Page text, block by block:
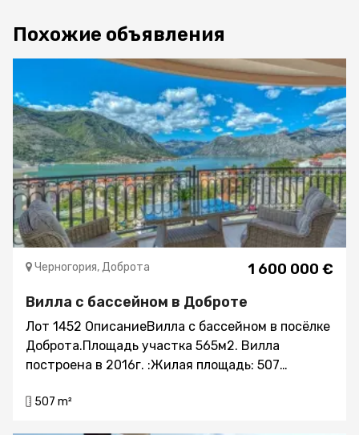
Похожие объявления
1 600 000 €
Черногория, Доброта
Вилла с бассейном в Доброте
Лот 1452 ОписаниеВилла с бассейном в посёлке
Доброта.Площадь участка 565м2. Вилла
построена в 2016г. :Жилая площадь: 507
6Вид на море – из всех комнат Камин
507 m²